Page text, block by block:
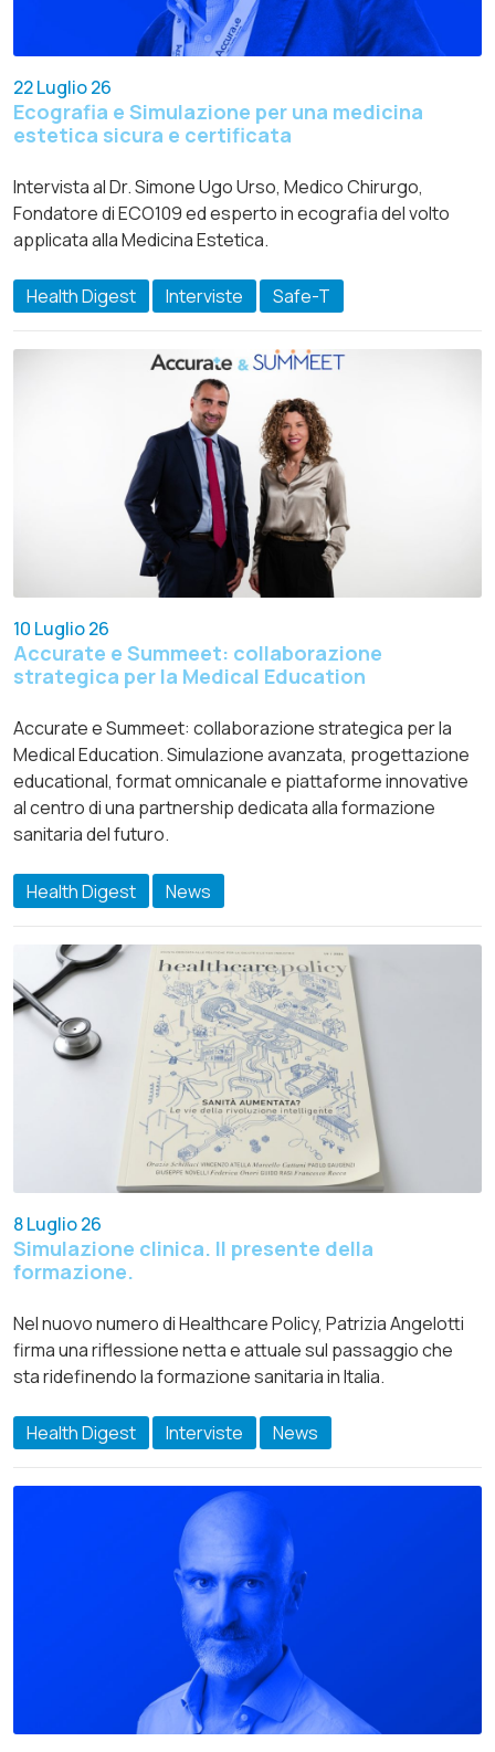
22 Luglio 26
Ecografia e Simulazione per una medicina
estetica sicura e certificata
Intervista al Dr. Simone Ugo Urso, Medico Chirurgo,
Fondatore di ECO109 ed esperto in ecografia del volto
applicata alla Medicina Estetica.
Health Digest Interviste Safe-T
10 Luglio 26
Accurate e Summeet: collaborazione
strategica per la Medical Education
Accurate e Summeet: collaborazione strategica per la
Medical Education. Simulazione avanzata, progettazione
educational, format omnicanale e piattaforme innovative
al centro di una partnership dedicata alla formazione
sanitaria del futuro.
Health Digest News
8 Luglio 26
Simulazione clinica. Il presente della
formazione.
Nel nuovo numero di Healthcare Policy, Patrizia Angelotti
firma una riflessione netta e attuale sul passaggio che
sta ridefinendo la formazione sanitaria in Italia.
Health Digest Interviste News